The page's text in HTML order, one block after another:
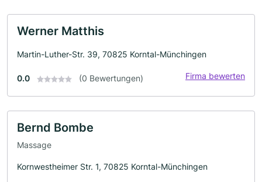
Werner Matthis
Martin-Luther-Str. 39, 70825 Korntal-Münchingen
0.0 (0 Bewertungen) Firma bewerten
Bernd Bombe
Massage
Kornwestheimer Str. 1, 70825 Korntal-Münchingen